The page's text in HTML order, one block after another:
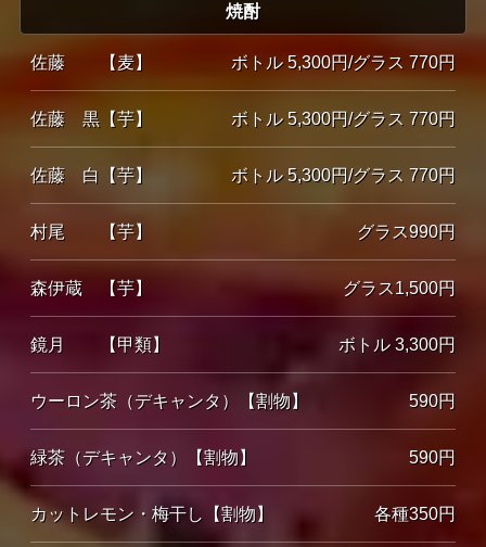
焼酎
佐藤 【麦】 ボトル 5,300円/グラス 770円
佐藤 黒【芋】 ボトル 5,300円/グラス 770円
佐藤 白【芋】 ボトル 5,300円/グラス 770円
村尾 【芋】 グラス990円
森伊蔵 【芋】 グラス1,500円
鏡月 【甲類】 ボトル 3,300円
ウーロン茶（デキャンタ）【割物】 590円
緑茶（デキャンタ）【割物】 590円
カットレモン・梅干し【割物】 各種350円